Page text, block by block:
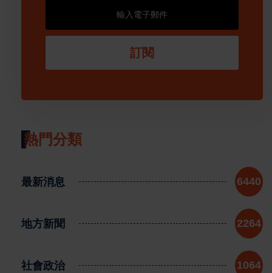
訂閱
熱門分類
最新消息 6440
地方新聞 2264
社會政治 1064